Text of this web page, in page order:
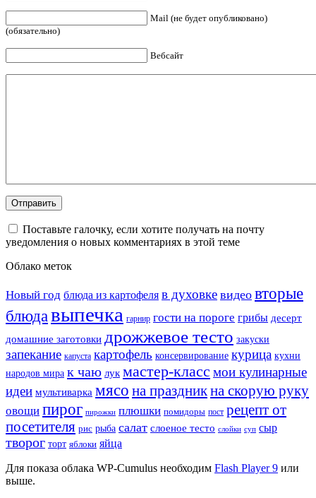
Mail (не будет опубликовано)
(обязательно)
Вебсайт
Поставьте галочку, если хотите получать на почту
уведомления о новых комментариях в этой теме
Облако меток
Новый год блюда из картофеля в духовке видео вторые
блюдавыпечка гарнир гости на пороге грибы десерт
домашние заготовки дрожжевое тесто закуски
запекание капуста картофель консервирование курица кухни
народов мира к чаю лук мастер-класс мои кулинарные
идеи мультиварка мясо на праздникна скорую руку
овощи пирог пирожки плюшки помидоры пост рецепт от
посетителя рис рыба салат слоеное тесто слойки суп сыр
творог торт яблоки яйца
Для показа облака WP-Cumulus необходим Flash Player 9 или
выше.